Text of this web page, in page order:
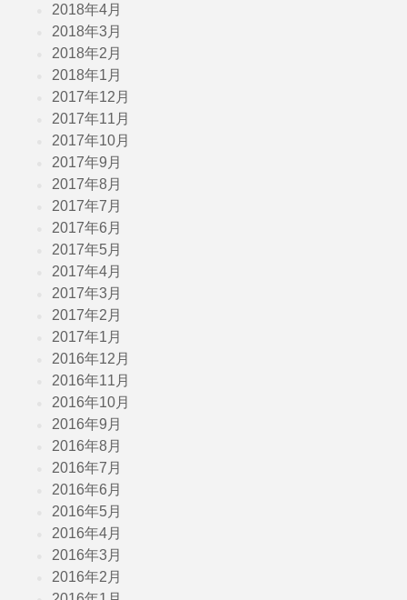
2018年4月
2018年3月
2018年2月
2018年1月
2017年12月
2017年11月
2017年10月
2017年9月
2017年8月
2017年7月
2017年6月
2017年5月
2017年4月
2017年3月
2017年2月
2017年1月
2016年12月
2016年11月
2016年10月
2016年9月
2016年8月
2016年7月
2016年6月
2016年5月
2016年4月
2016年3月
2016年2月